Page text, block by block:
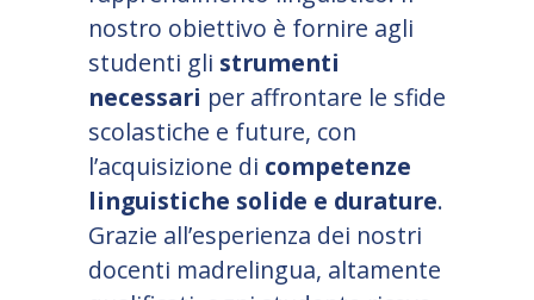
nostro obiettivo è fornire agli
studenti gli strumenti
necessari per affrontare le sfide
scolastiche e future, con
l’acquisizione di competenze
linguistiche solide e durature.
Grazie all’esperienza dei nostri
docenti madrelingua, altamente